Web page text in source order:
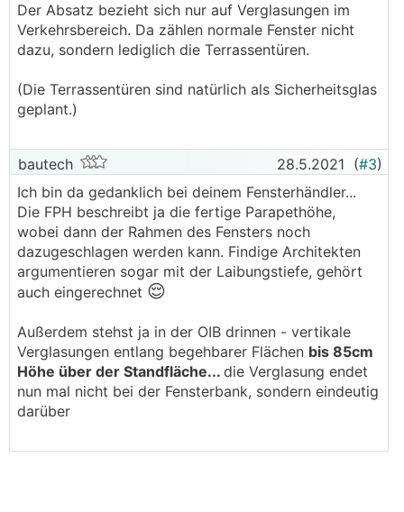
Der Absatz bezieht sich nur auf Verglasungen im
Verkehrsbereich. Da zählen normale Fenster nicht
dazu, sondern lediglich die Terrassentüren.
(Die Terrassentüren sind natürlich als Sicherheitsglas
geplant.)
bautech 28.5.2021 (#3)
Ich bin da gedanklich bei deinem Fensterhändler...
Die FPH beschreibt ja die fertige Parapethöhe,
wobei dann der Rahmen des Fensters noch
dazugeschlagen werden kann. Findige Architekten
argumentieren sogar mit der Laibungstiefe, gehört
auch eingerechnet 😌
Außerdem stehst ja in der OIB drinnen - vertikale
Verglasungen entlang begehbarer Flächen bis 85cm
Höhe über der Standfläche... die Verglasung endet
nun mal nicht bei der Fensterbank, sondern eindeutig
darüber